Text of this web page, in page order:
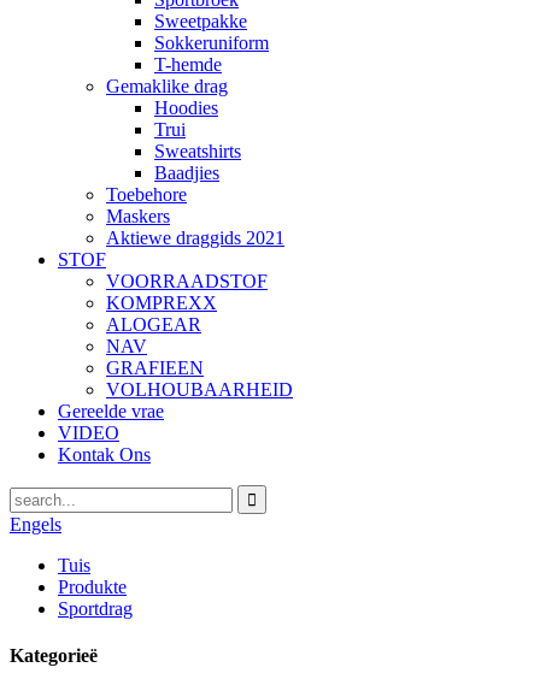
Sweetpakke
Sokkeruniform
T-hemde
Gemaklike drag
Hoodies
Trui
Sweatshirts
Baadjies
Toebehore
Maskers
Aktiewe draggids 2021
STOF
VOORRAADSTOF
KOMPREXX
ALOGEAR
NAV
GRAFIEEN
VOLHOUBAARHEID
Gereelde vrae
VIDEO
Kontak Ons
Engels
Tuis
Produkte
Sportdrag
Kategorieë